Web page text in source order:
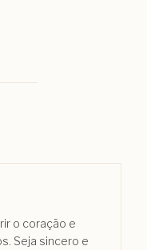
o coração e
Seja sincero e